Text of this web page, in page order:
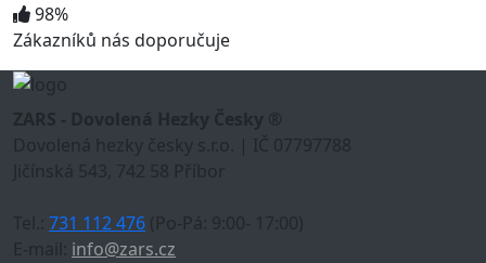
98%
Zákazníků nás doporučuje
ZARS - Dovolená Hezky Česky ®
Dovolená hezky česky s.r.o. | IČ 07797788
Jičínská 543, 742 58 Příbor
Tel.: 731 112 476 (Po-Pá: 9:00- 17:00)
E-mail: info@zars.cz